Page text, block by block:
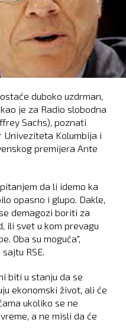
duboko uzdrman,
je za Radio slobodna
Sachs), poznati
Kolumbija i
premijera Ante
da li idemo ka
opasno i glupo. Dakle,
demagozi boriti za
ili svet u kom prevagu
Oba su moguća",
RSE.
biti u stanju da se
ekonomski život, ali će
ukoliko se ne
a ne misli da će